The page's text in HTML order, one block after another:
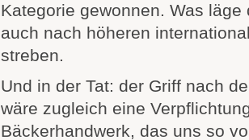
Kategorie gewonnen. Was läge
auch nach höheren
streben.
Und in der Tat: der Griff nach
wäre zugleich eine
Bäckerhandwerk, das uns so